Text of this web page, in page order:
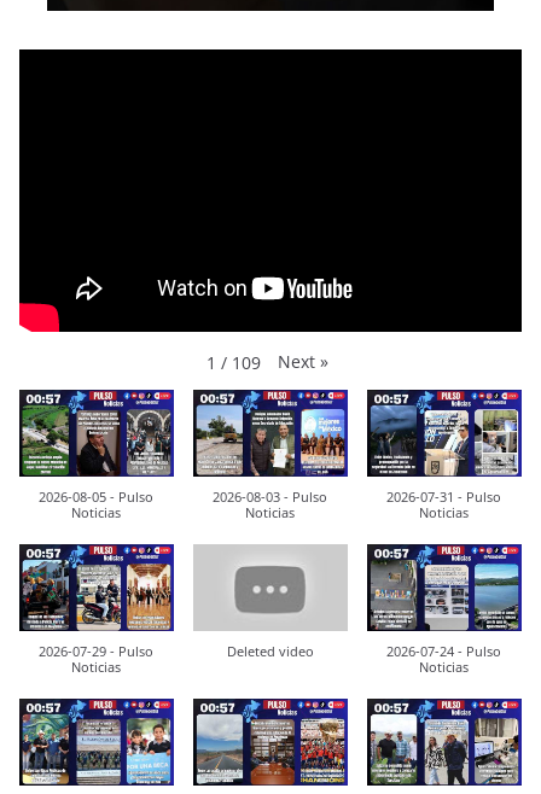
1 / 109 Next »
2026-08-05 - Pulso
Noticias
2026-08-03 - Pulso
Noticias
2026-07-31 - Pulso
Noticias
2026-07-29 - Pulso
Noticias
Deleted video
2026-07-24 - Pulso
Noticias